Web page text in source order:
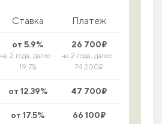
Ставка Платеж
от 5.9%
на 2 года, далее -
19.7%
26 700₽
на 2 года, далее -
74 200₽
от 12.39% 47 700₽
от 17.5% 66 100₽